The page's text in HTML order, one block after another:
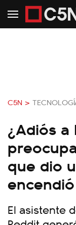
C5N >
¿Adiós a
que dio
El asistente